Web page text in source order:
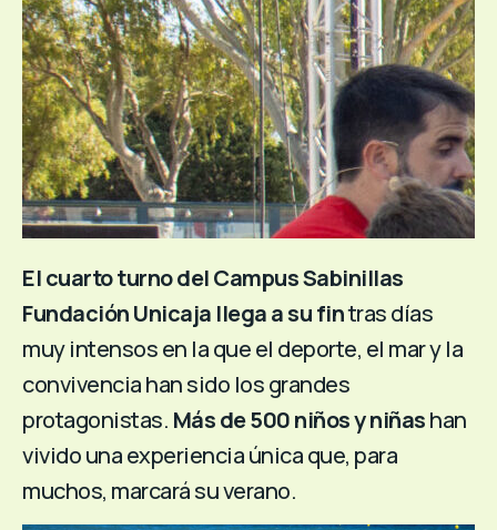
El cuarto turno del Campus Sabinillas
Fundación Unicaja llega a su fintras días
muy intensos en la que el deporte, el mar y la
convivencia han sido los grandes
protagonistas. Más de 500 niños y niñashan
vivido una experiencia única que, para
muchos, marcará su verano.